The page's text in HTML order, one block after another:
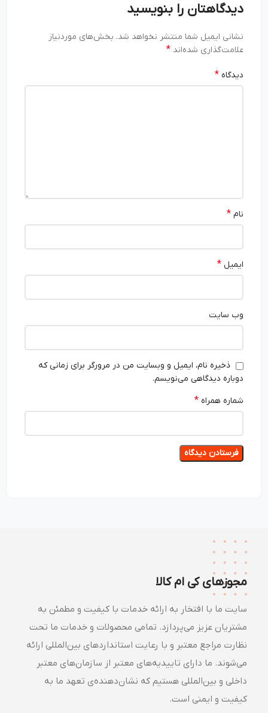
دیدگاهتان را بنویسید
نشانی ایمیل شما منتشر نخواهد شد. بخش‌های موردنیاز
علامت‌گذاری شده‌اند*
دیدگاه*
ایمیل*
وب‌ سایت
ذخیره نام، ایمیل و وبسایت من در مرورگر برای زمانی که
دوباره دیدگاهی می‌نویسم.
شماره همراه*
مجوزهای کی ام کالا
سایت ما با افتخار به ارائه خدمات با کیفیت و مطمئن به
مشتریان عزیز می‌پردازد. تمامی محصولات و خدمات ما تحت
نظارت مراجع معتبر و با رعایت استانداردهای بین‌المللی ارائه
می‌شوند. ما دارای تاییدیه‌های معتبر از سازمان‌های معتبر
داخلی و بین‌المللی هستیم که نشان‌دهنده‌ی تعهد ما به
کیفیت و ایمنی است.